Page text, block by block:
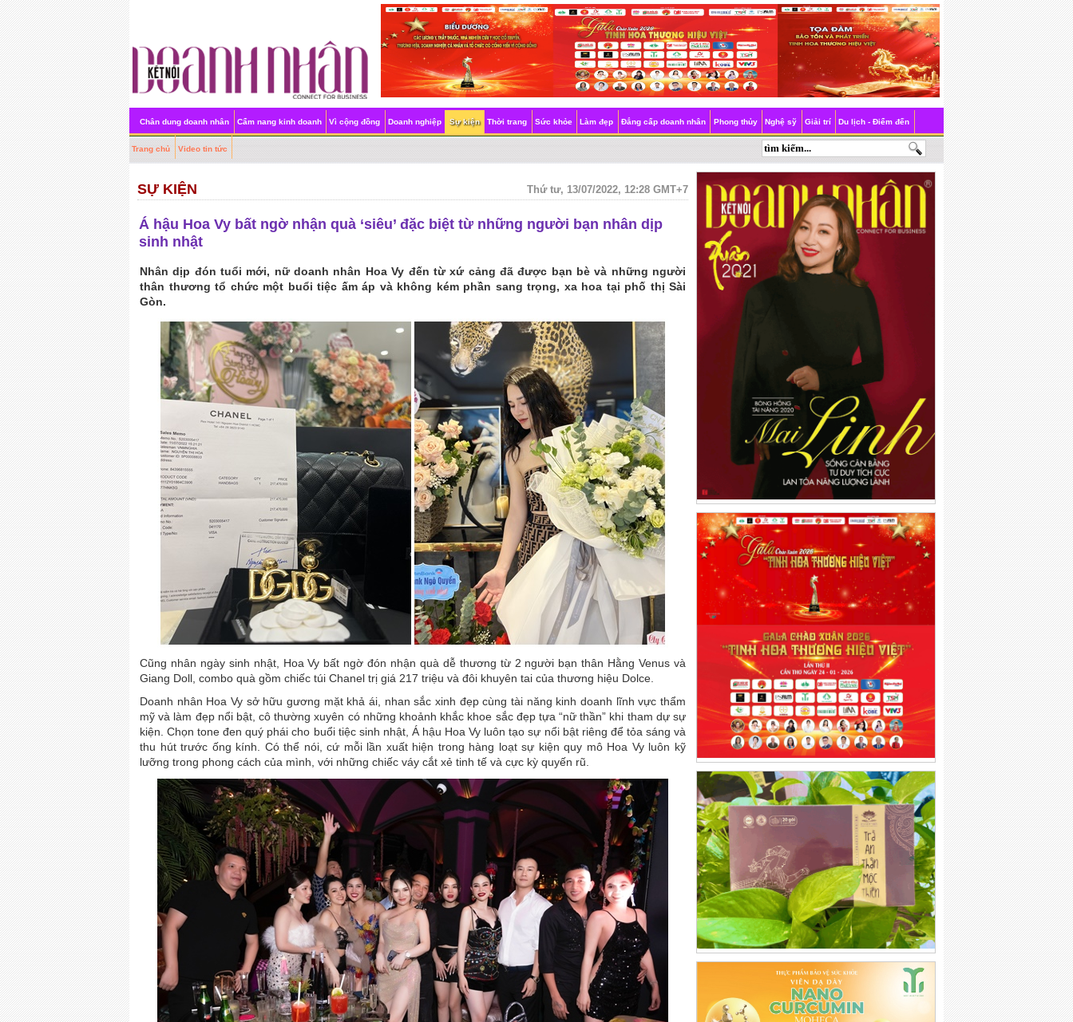
Chân dung doanh nhân Cẩm nang kinh doanh Vì cộng đồng Doanh nghiệp Sự kiện Thời trang Sức khỏe Làm đẹp Đẳng cấp doanh nhân Phong thủy Nghệ sỹ Giải trí Du lịch - Điểm đến
Trang chủ Video tin tức
SỰ KIỆN Thứ tư, 13/07/2022, 12:28 GMT+7
Á hậu Hoa Vy bất ngờ nhận quà ‘siêu’ đặc biệt từ những người bạn nhân dịp
sinh nhật
Nhân dịp đón tuổi mới, nữ doanh nhân Hoa Vy đến từ xứ cảng đã được bạn bè và những người
thân thương tổ chức một buổi tiệc ấm áp và không kém phần sang trọng, xa hoa tại phố thị Sài
Gòn.
Cũng nhân ngày sinh nhật, Hoa Vy bất ngờ đón nhận quà dễ thương từ 2 người bạn thân Hằng Venus và
Giang Doll, combo quà gồm chiếc túi Chanel trị giá 217 triệu và đôi khuyên tai của thương hiệu Dolce.
Doanh nhân Hoa Vy sở hữu gương mặt khả ái, nhan sắc xinh đẹp cùng tài năng kinh doanh lĩnh vực thẩm
mỹ và làm đẹp nổi bật, cô thường xuyên có những khoảnh khắc khoe sắc đẹp tựa “nữ thần” khi tham dự sự
kiện. Chọn tone đen quý phái cho buổi tiệc sinh nhật, Á hậu Hoa Vy luôn tạo sự nổi bật riêng để tỏa sáng và
thu hút trước ống kính. Có thể nói, cứ mỗi lần xuất hiện trong hàng loạt sự kiện quy mô Hoa Vy luôn kỹ
lưỡng trong phong cách của mình, với những chiếc váy cắt xẻ tinh tế và cực kỳ quyến rũ.